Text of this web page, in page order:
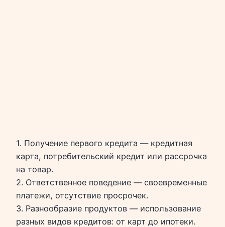
1. Получение первого кредита — кредитная
карта, потребительский кредит или рассрочка
на товар.
2. Ответственное поведение — своевременные
платежи, отсутствие просрочек.
3. Разнообразие продуктов — использование
разных видов кредитов: от карт до ипотеки.